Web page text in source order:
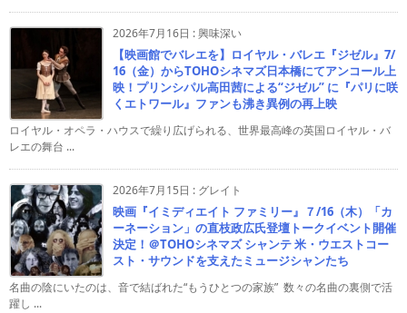
2026年7月16日 :興味深い
【映画館でバレエを】ロイヤル・バレエ『ジゼル』7/
16（金）からTOHOシネマズ日本橋にてアンコール上
映！プリンシパル高田茜による“ジゼル” に『パリに咲
くエトワール』ファンも沸き異例の再上映
ロイヤル・オペラ・ハウスで繰り広げられる、世界最高峰の英国ロイヤル・バ
レエの舞台 ...
2026年7月15日 : グレイト
映画『イミディエイト ファミリー』７/16（木）「カ
ーネーション」の直枝政広氏登壇トークイベント開催
決定！＠TOHOシネマズ シャンテ 米・ウエストコー
スト・サウンドを支えたミュージシャンたち
名曲の陰にいたのは、音で結ばれた“もうひとつの家族” 数々の名曲の裏側で活
躍し ...